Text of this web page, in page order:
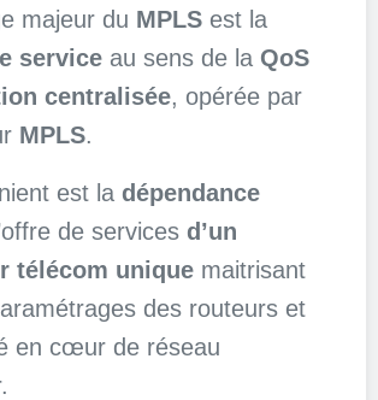
majeur du MPLS est la
service au sens de la QoS
centralisée, opérée par
MPLS.
est la dépendance
de services d’un
télécom unique maitrisant
des routeurs et
en cœur de réseau